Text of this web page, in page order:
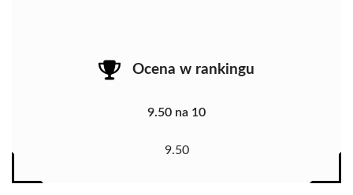
Ocena w rankingu
9.50 na 10
9.50